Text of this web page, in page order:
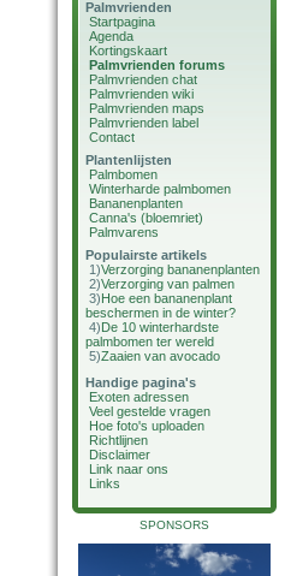
Palmvrienden
Startpagina
Agenda
Kortingskaart
Palmvrienden forums
Palmvrienden chat
Palmvrienden wiki
Palmvrienden maps
Palmvrienden label
Contact
Plantenlijsten
Palmbomen
Winterharde palmbomen
Bananenplanten
Canna's (bloemriet)
Palmvarens
Populairste artikels
1)Verzorging bananenplanten
2)Verzorging van palmen
3)Hoe een bananenplant
beschermen in de winter?
4)De 10 winterhardste
palmbomen ter wereld
5)Zaaien van avocado
Handige pagina's
Exoten adressen
Veel gestelde vragen
Hoe foto's uploaden
Richtlijnen
Disclaimer
Link naar ons
Links
SPONSORS